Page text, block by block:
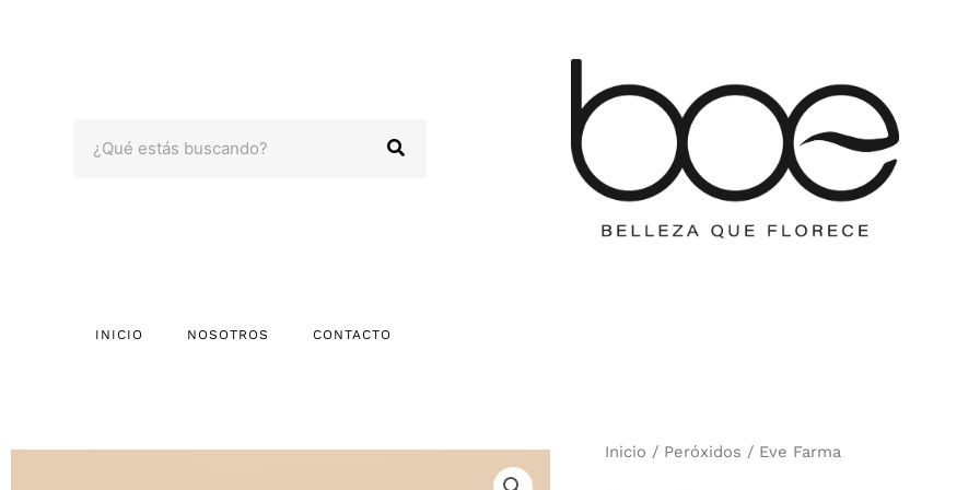
INICIO NOSOTROS CONTACTO
Inicio / Peróxidos / Eve Farma